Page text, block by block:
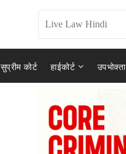
सुप्रीम कोर्ट हाईकोर्ट